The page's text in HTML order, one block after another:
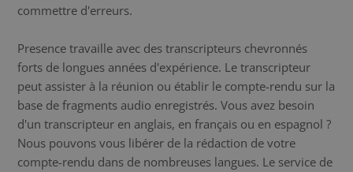
commettre d'erreurs.
Presence travaille avec des transcripteurs chevronnés
forts de longues années d'expérience. Le transcripteur
peut assister à la réunion ou établir le compte-rendu sur la
base de fragments audio enregistrés. Vous avez besoin
d'un transcripteur en anglais, en français ou en espagnol ?
Nous pouvons vous libérer de la rédaction de votre
compte-rendu dans de nombreuses langues. Le service de